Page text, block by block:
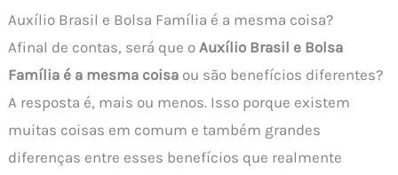
Auxílio Brasil e Bolsa Família é a mesma coisa?
Afinal de contas, será que oAuxílio Brasil e Bolsa
Família é a mesma coisa ou são benefícios diferentes?
A resposta é, mais ou menos. Isso porque existem
muitas coisas em comum e também grandes
diferenças entre esses benefícios que realmente